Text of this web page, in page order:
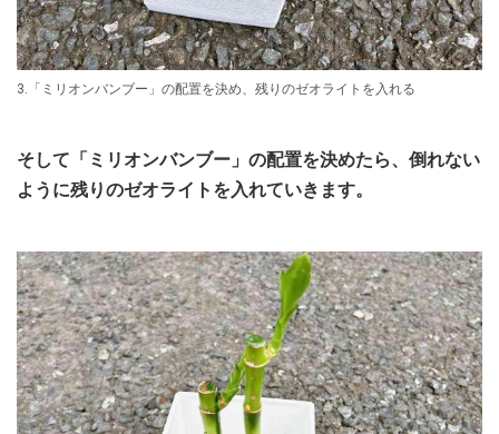
3.「ミリオンバンブー」の配置を決め、残りのゼオライトを入れる
そして「ミリオンバンブー」の配置を決めたら、倒れない
ように残りのゼオライトを入れていきます。